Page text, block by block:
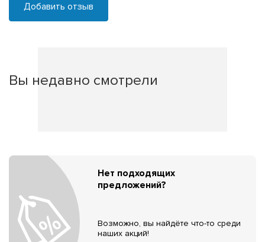
Добавить отзыв
Вы недавно смотрели
Нет подходящих
предложений?
Возможно, вы найдёте что-то среди
наших акций!